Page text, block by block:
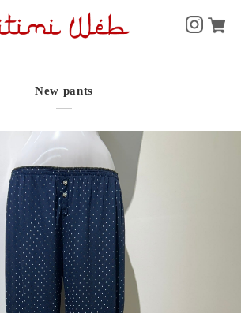
New pants